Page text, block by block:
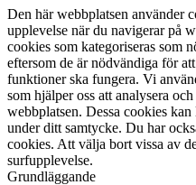
Den här webbplatsen använder
upplevelse när du navigerar på
cookies som kategoriseras som
eftersom de är nödvändiga för
funktioner ska fungera. Vi
som hjälper oss att analysera
webbplatsen. Dessa cookies
under ditt samtycke. Du har
cookies. Att välja bort vissa av
surfupplevelse.
Grundläggande